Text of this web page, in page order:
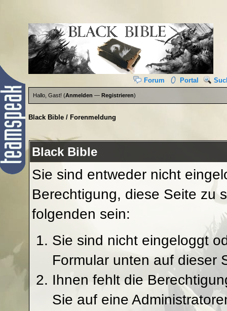
Forum Portal
Hallo, Gast! (Anmelden —Registrieren)
Black Bible / Forenmeldung
Black Bible
Sie sind entweder nicht
Berechtigung, diese Seite zu
folgenden sein:
Sie sind nicht eingeloggt
Formular unten auf dieser
Ihnen fehlt die
Sie auf eine